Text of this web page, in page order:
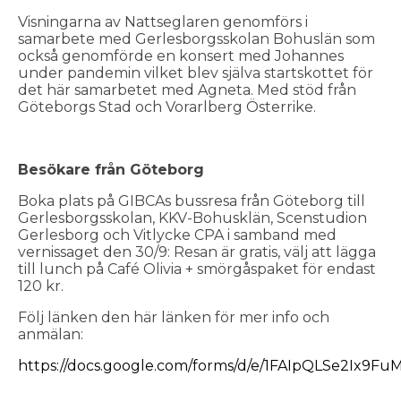
Visningarna av Nattseglaren genomförs i
samarbete med Gerlesborgsskolan Bohuslän som
också genomförde en konsert med Johannes
under pandemin vilket blev själva startskottet för
det här samarbetet med Agneta. Med stöd från
Göteborgs Stad och Vorarlberg Österrike.
Besökare från Göteborg
Boka plats på GIBCAs bussresa från Göteborg till
Gerlesborgsskolan, KKV-Bohusklän, Scenstudion
Gerlesborg och Vitlycke CPA i samband med
vernissaget den 30/9: Resan är gratis, välj att lägga
till lunch på Café Olivia + smörgåspaket för endast
120 kr.
Följ länken den här länken för mer info och
anmälan:
https://docs.google.com/forms/d/e/